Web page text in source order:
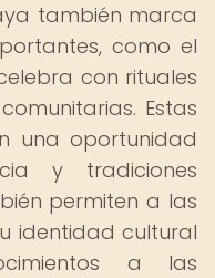
también marca
como el
con rituales
Estas
una oportunidad
y tradiciones
permiten a las
identidad cultural
a las